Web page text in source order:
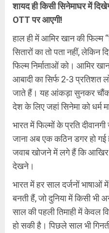
शायद ही किसी सिनेमाघर में
OTT पर आएगी!
हाल ही में आमिर खान की फिल्म
सितारों का तो पता नहीं,
फिल्म निर्माताओं को। आमिर
आबादी का सिर्फ 2-3 प्रतिशत
जाते हैं। यह आंकड़ा सुनकर
देश के लिए जहां सिनेमा को धर्म
भारत में फिल्मों के प्रति
जाना अब एक कठिन डगर हो
जवाब खोजने में लगे हैं कि आखिर
देखने।
भारत में हर साल दर्जनों
बनती हैं, जो दुनिया में किसी
साल की पहली तिमाही में केवल
हो सकी है। पिछले साल भी